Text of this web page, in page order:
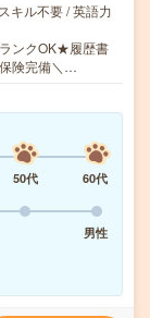
キル不要 / 英語力
ンクOK★履歴書
険完備＼…
50代
60代
男性